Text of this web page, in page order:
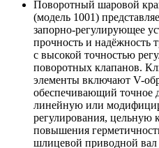
Поворотный шаровой
(модель 1001)
запорно-регулирующее
прочность и надёжность
с высокой точностью
поворотных клапанов.
элементы включают V-
обеспечивающий точное
линейную или
регулирования, цельную
повышения
шлицевой приводной